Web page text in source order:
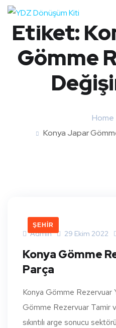
Etiket:
Gömme
Home
Konya Japar
ŞEHIR
Admin 29 Ekim 2022
Konya Gömme
Parça
Konya Gömme Rezervuar
Gömme Rezervuar Tamir
sıkıntılı arge sonucu